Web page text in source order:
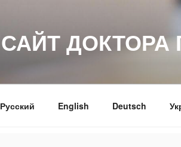
САЙТ ДОКТОРА
Русский English Deutsch